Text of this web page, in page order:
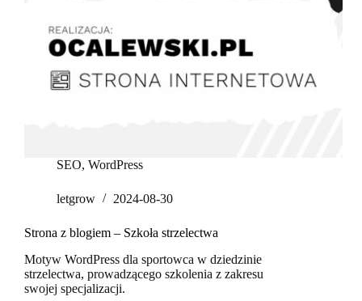
SEO, WordPress
letgrow 2024-08-30
Strona z blogiem – Szkoła strzelectwa
Motyw WordPress dla sportowca w dziedzinie
strzelectwa, prowadzącego szkolenia z zakresu
swojej specjalizacji.